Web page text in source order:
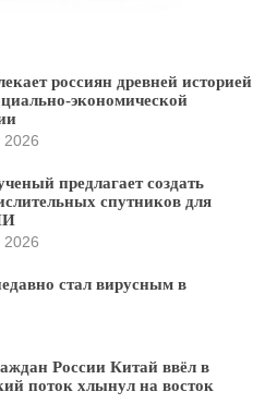
россиян древней историей
экономической
2026
предлагает создать
спутников для
2026
стал вирусным в
России Китай ввёл в
поток хлынул на восток